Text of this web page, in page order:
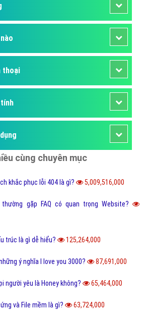
thoại
cùng chuyên mục
khắc phục lỗi 404 là gì? 5,009,516,000
gặp FAQ có quan trọng Website?
trúc là gì dễ hiểu? 125,264,000
ý nghĩa I love you 3000? 87,691,000
người yêu là Honey không? 65,464,000
và File mềm là gì? 63,724,000